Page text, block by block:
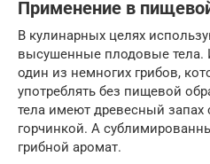
Применение в
В кулинарных целях
высушенные плодовые тела.
один из немногих грибов,
употреблять без пищевой
тела имеют древесный запах
горчинкой. А
грибной аромат.